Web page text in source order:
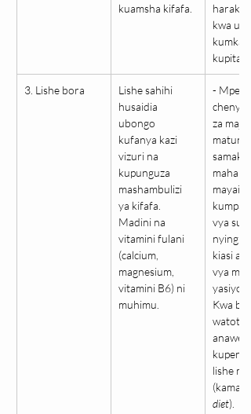
kuamsha kifafa.
haraka.
kwa
kupita
3. Lishe bora
Lishe sahihi
husaidia
ubongo
kufanya kazi
vizuri na
kupunguza
mashambulizi
ya kifafa.
Madini na
vitamini fulani
(calcium,
magnesium,
vitamini B6) ni
muhimu.
- Mpe
chenye
za
samaki,
mayai. -
kumpa
vya
nyingi
kiasi au
vya
yasiyo
Kwa
watoto,
anaweza
lishe
(kama
diet).